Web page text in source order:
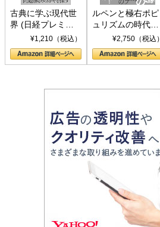
古典に学ぶ現代世
界 (日経プレミア
シリーズ)¥1,210（税込）
ルペンと極右ポピ
ュリズムの時代：
〈ヤヌス〉の二つ
の顔
¥2,750（税込）